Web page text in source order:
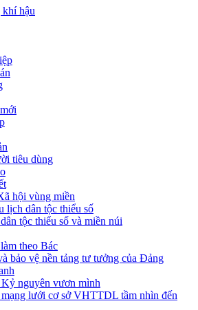
hậu
tiêu dùng
hội vùng miền
lịch dân tộc thiểu số
tộc thiểu số và miền núi
theo Bác
bảo vệ nền tảng tư tưởng của Đảng
nguyên vươn mình
lưới cơ sở VHTTDL tầm nhìn đến